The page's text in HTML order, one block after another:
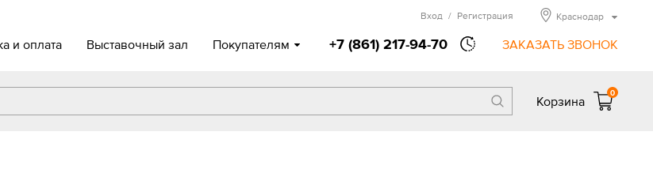
и оплата Выставочный зал Покупателям +7 (861) 217-94-70 ЗАКАЗАТЬ ЗВОНОК
Вход / Регистрация Краснодар
Корзина
0